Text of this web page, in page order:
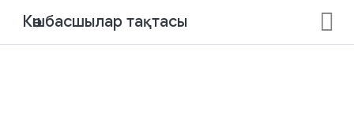
Көшбасшылар тақтасы